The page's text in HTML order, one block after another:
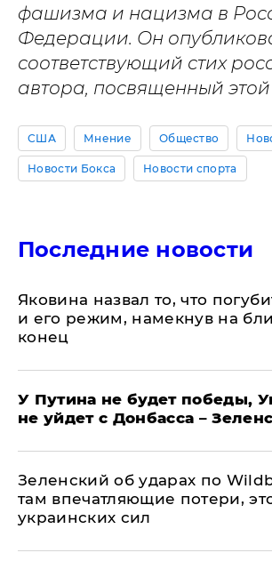
фашизма и нацизма в
Федерации. Он
соответствующий стих
автора, посвященный
США Мнение Общество
Новости Бокса Новости спорта
Последние новости
Яковина назвал то, что
и его режим, намекнув на
конец
У Путина не будет победы,
не уйдет с Донбасса –
Зеленский об ударах по
там впечатляющие потери,
украинских сил